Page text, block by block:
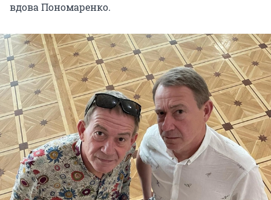
вдова Пономаренко.